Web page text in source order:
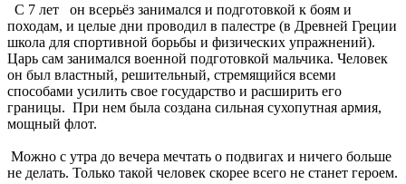
С 7 лет он всерьёз занимался и подготовкой к боям и
походам, и целые дни проводил в палестре (в Древней Греции
школа для спортивной борьбы и физических упражнений).
Царь сам занимался военной подготовкой мальчика. Человек
он был властный, решительный, стремящийся всеми
способами усилить свое государство и расширить его
границы. При нем была создана сильная сухопутная армия,
мощный флот.
Можно с утра до вечера мечтать о подвигах и ничего больше
не делать. Только такой человек скорее всего не станет героем.